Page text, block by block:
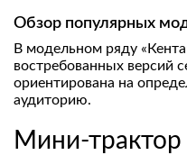
Обзор популярных
В модельном ряду
востребованных версий
ориентирована на
аудиторию.
Мини-